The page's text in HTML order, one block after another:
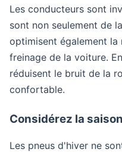
Les conducteurs sont
sont non seulement de
optimisent également
freinage de la voiture.
réduisent le bruit de la
confortable.
Considérez la
Les pneus d'hiver ne